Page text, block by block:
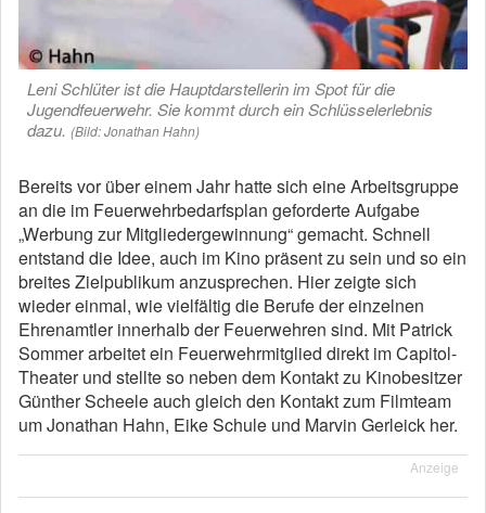
Leni Schlüter ist die Hauptdarstellerin im Spot für die
Jugendfeuerwehr. Sie kommt durch ein Schlüsselerlebnis
dazu. (Bild: Jonathan Hahn)
Bereits vor über einem Jahr hatte sich eine Arbeitsgruppe
an die im Feuerwehrbedarfsplan geforderte Aufgabe
„Werbung zur Mitgliedergewinnung“ gemacht. Schnell
entstand die Idee, auch im Kino präsent zu sein und so ein
breites Zielpublikum anzusprechen. Hier zeigte sich
wieder einmal, wie vielfältig die Berufe der einzelnen
Ehrenamtler innerhalb der Feuerwehren sind. Mit Patrick
Sommer arbeitet ein Feuerwehrmitglied direkt im Capitol-
Theater und stellte so neben dem Kontakt zu Kinobesitzer
Günther Scheele auch gleich den Kontakt zum Filmteam
um Jonathan Hahn, Eike Schule und Marvin Gerleick her.
Anzeige